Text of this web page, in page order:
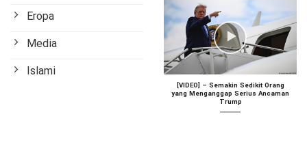
Eropa
Media
Islami
[VIDEO] – Semakin Sedikit Orang
yang Menganggap Serius Ancaman
Trump